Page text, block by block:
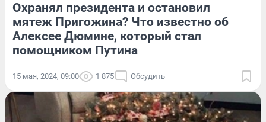
Охранял президента и остановил
мятеж Пригожина? Что известно об
Алексее Дюмине, который стал
помощником Путина
15 мая, 2024, 09:00 1 875 Обсудить